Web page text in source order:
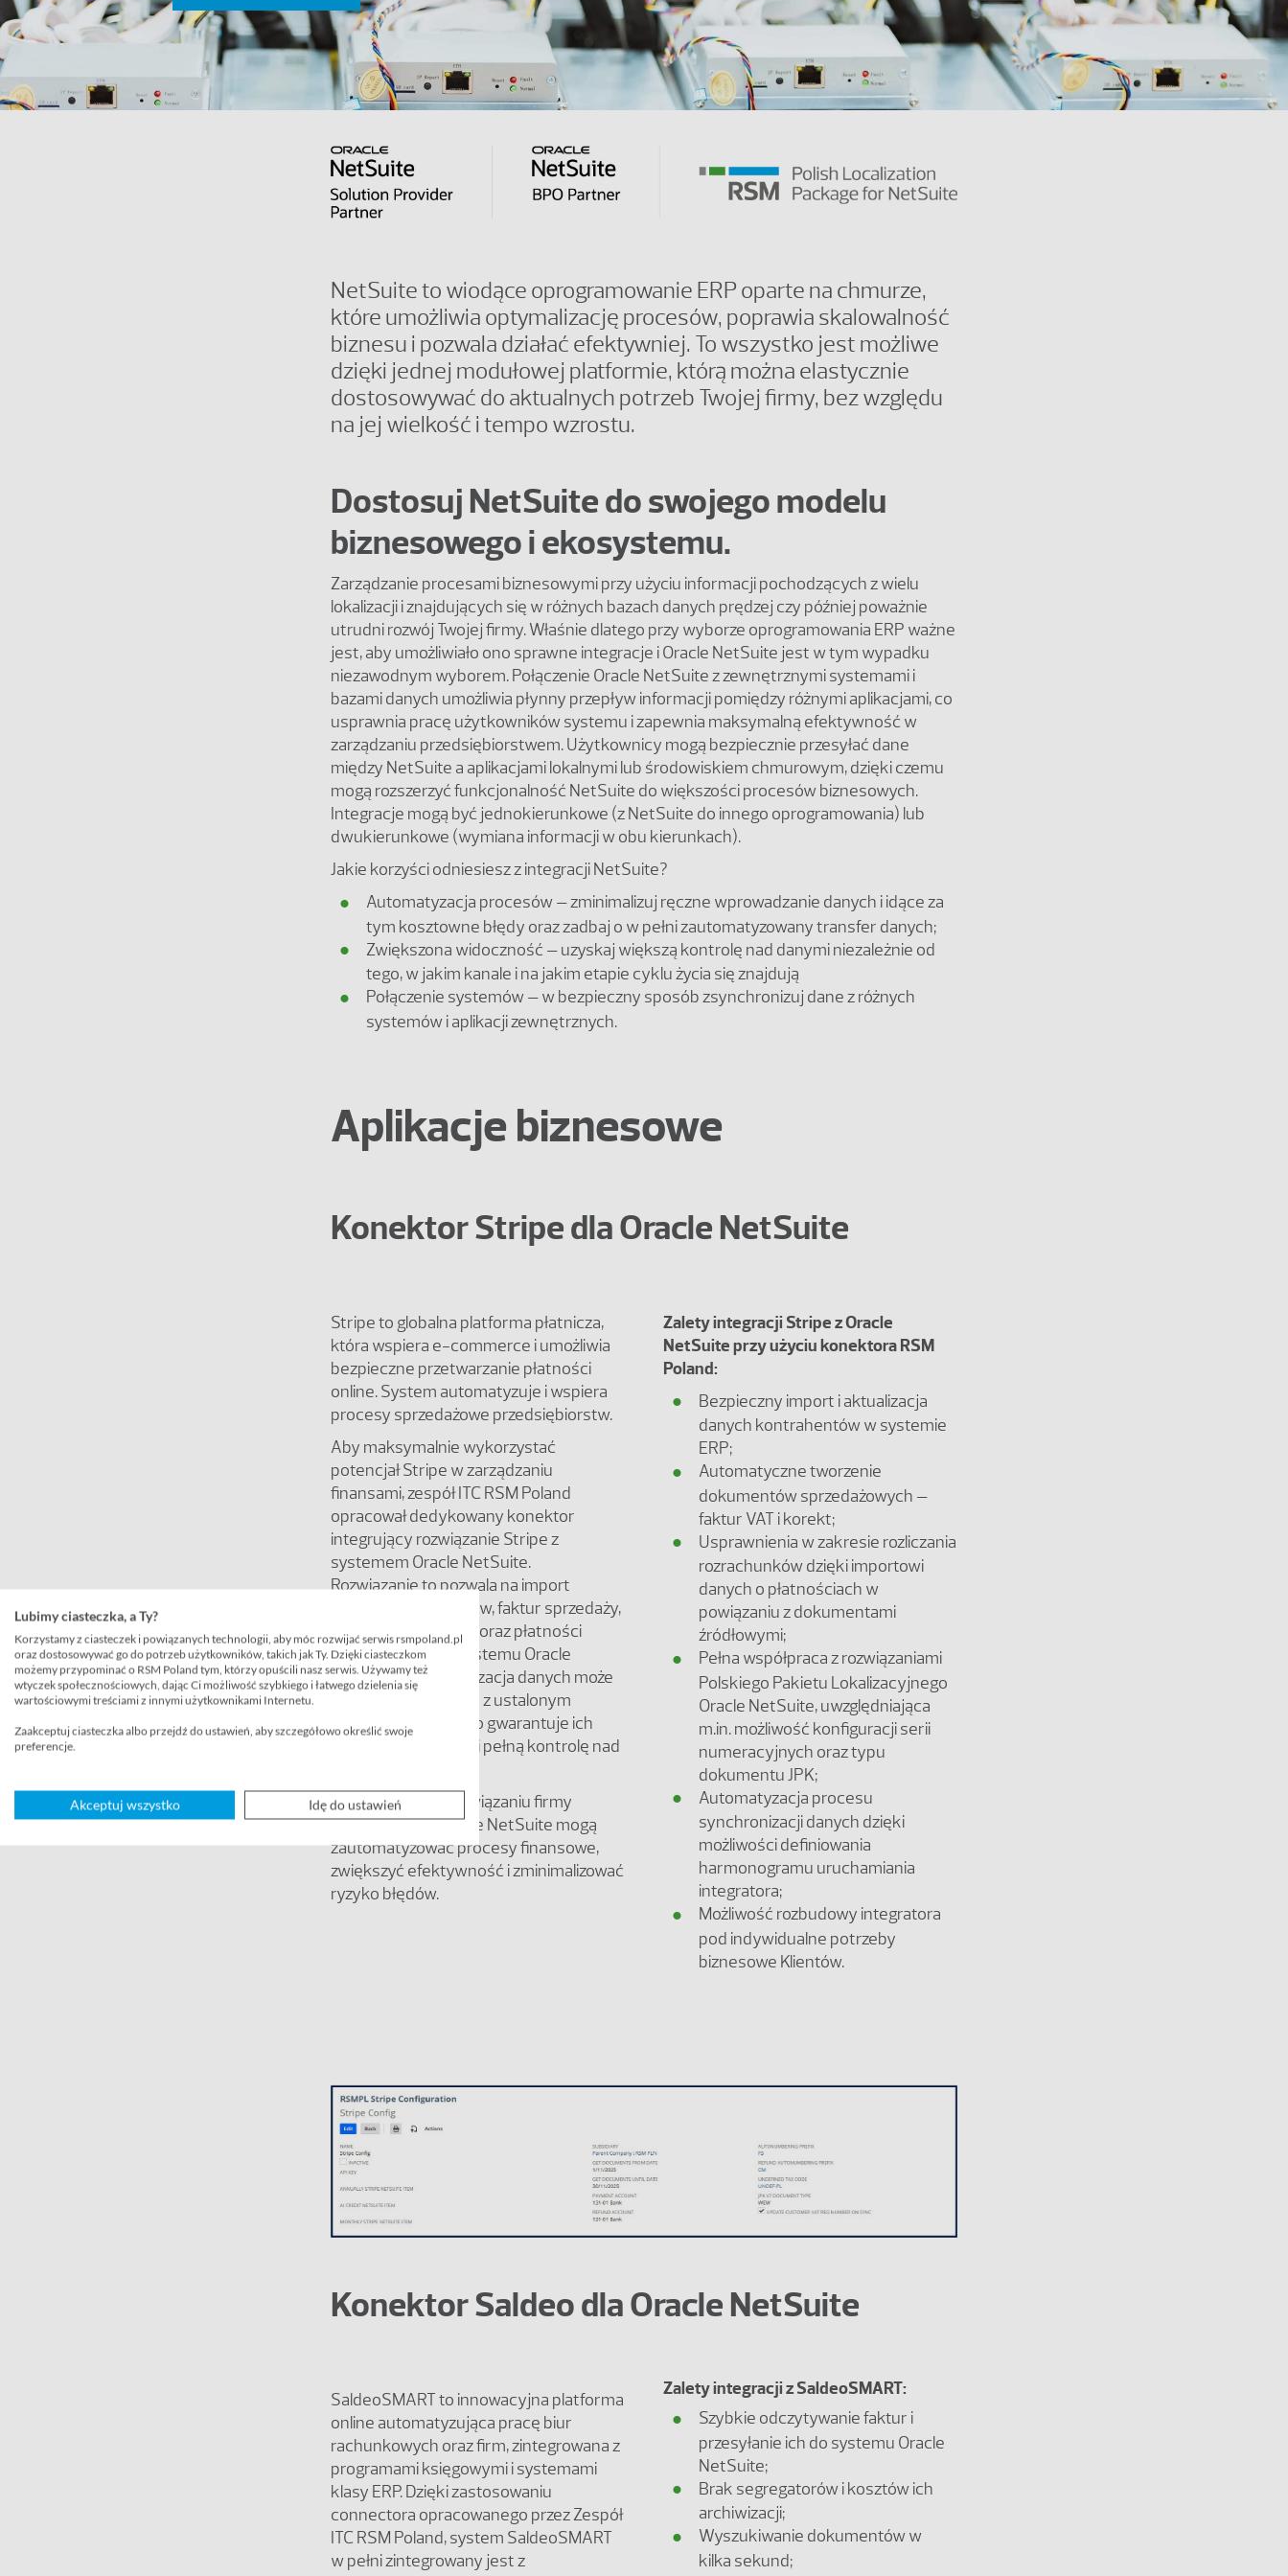
NetSuite to wiodące oprogramowanie ERP oparte na chmurze,
które umożliwia optymalizację procesów, poprawia skalowalność
biznesu i pozwala działać efektywniej. To wszystko jest możliwe
dzięki jednej modułowej platformie, którą można elastycznie
dostosowywać do aktualnych potrzeb Twojej firmy, bez względu
na jej wielkość i tempo wzrostu.
Dostosuj NetSuite do swojego modelu
biznesowego i ekosystemu.
Zarządzanie procesami biznesowymi przy użyciu informacji pochodzących z wielu
lokalizacji i znajdujących się w różnych bazach danych prędzej czy później poważnie
utrudni rozwój Twojej firmy. Właśnie dlatego przy wyborze oprogramowania ERP ważne
jest, aby umożliwiało ono sprawne integracje i Oracle NetSuite jest w tym wypadku
niezawodnym wyborem. Połączenie Oracle NetSuite z zewnętrznymi systemami i
bazami danych umożliwia płynny przepływ informacji pomiędzy różnymi aplikacjami, co
usprawnia pracę użytkowników systemu i zapewnia maksymalną efektywność w
zarządzaniu przedsiębiorstwem. Użytkownicy mogą bezpiecznie przesyłać dane
między NetSuite a aplikacjami lokalnymi lub środowiskiem chmurowym, dzięki czemu
mogą rozszerzyć funkcjonalność NetSuite do większości procesów biznesowych.
Integracje mogą być jednokierunkowe (z NetSuite do innego oprogramowania) lub
dwukierunkowe (wymiana informacji w obu kierunkach).
Jakie korzyści odniesiesz z integracji NetSuite?
Automatyzacja procesów – zminimalizuj ręczne wprowadzanie danych i idące za
tym kosztowne błędy oraz zadbaj o w pełni zautomatyzowany transfer danych;
Zwiększona widoczność – uzyskaj większą kontrolę nad danymi niezależnie od
tego, w jakim kanale i na jakim etapie cyklu życia się znajdują
Połączenie systemów – w bezpieczny sposób zsynchronizuj dane z różnych
systemów i aplikacji zewnętrznych.
Aplikacje biznesowe
Konektor Stripe dla Oracle NetSuite
Stripe to globalna platforma płatnicza,
która wspiera e-commerce i umożliwia
bezpieczne przetwarzanie płatności
online. System automatyzuje i wspiera
procesy sprzedażowe przedsiębiorstw.
Aby maksymalnie wykorzystać
potencjał Stripe w zarządzaniu
finansami, zespół ITC RSM Poland
opracował dedykowany konektor
integrujący rozwiązanie Stripe z
systemem Oracle NetSuite.
Rozwiązanie to pozwala na import
danych kontrahentów, faktur sprzedaży,
faktur korygujących oraz płatności
bezpośrednio do systemu Oracle
NetSuite. Synchronizacja danych może
odbywać się zgodnie z ustalonym
harmonogramem, co gwarantuje ich
bieżącą aktualizację i pełną kontrolę nad
Dzięki naszemu rozwiązaniu firmy
korzystające z Oracle NetSuite mogą
zautomatyzować procesy finansowe,
zwiększyć efektywność i zminimalizować
ryzyko błędów.
Zalety integracji Stripe z Oracle
NetSuite przy użyciu konektora RSM
Poland:
Bezpieczny import i aktualizacja
danych kontrahentów w systemie
ERP;
Automatyczne tworzenie
dokumentów sprzedażowych –
faktur VAT i korekt;
Usprawnienia w zakresie rozliczania
rozrachunków dzięki importowi
danych o płatnościach w
powiązaniu z dokumentami
źródłowymi;
Pełna współpraca z rozwiązaniami
Polskiego Pakietu Lokalizacyjnego
Oracle NetSuite, uwzględniająca
m.in. możliwość konfiguracji serii
numeracyjnych oraz typu
dokumentu JPK;
Automatyzacja procesu
synchronizacji danych dzięki
możliwości definiowania
harmonogramu uruchamiania
integratora;
Możliwość rozbudowy integratora
pod indywidualne potrzeby
biznesowe Klientów.
Konektor Saldeo dla Oracle NetSuite
SaldeoSMART to innowacyjna platforma
online automatyzująca pracę biur
rachunkowych oraz firm, zintegrowana z
programami księgowymi i systemami
klasy ERP. Dzięki zastosowaniu
connectora opracowanego przez Zespół
ITC RSM Poland, system SaldeoSMART
w pełni zintegrowany jest z
Zalety integracji z SaldeoSMART:
Szybkie odczytywanie faktur i
przesyłanie ich do systemu Oracle
NetSuite;
Brak segregatorów i kosztów ich
archiwizacji;
Wyszukiwanie dokumentów w
kilka sekund;
Lubimy ciasteczka, a Ty?
Korzystamy z ciasteczek i powiązanych technologii, aby móc rozwijać serwis rsmpoland.pl
oraz dostosowywać go do potrzeb użytkowników, takich jak Ty. Dzięki ciasteczkom
możemy przypominać o RSM Poland tym, którzy opuścili nasz serwis. Używamy też
wtyczek społecznościowych, dając Ci możliwość szybkiego i łatwego dzielenia się
wartościowymi treściami z innymi użytkownikami Internetu.
Zaakceptuj ciasteczka albo przejdź do ustawień, aby szczegółowo określić swoje
preferencje.
Akceptuj wszystko Idę do ustawień